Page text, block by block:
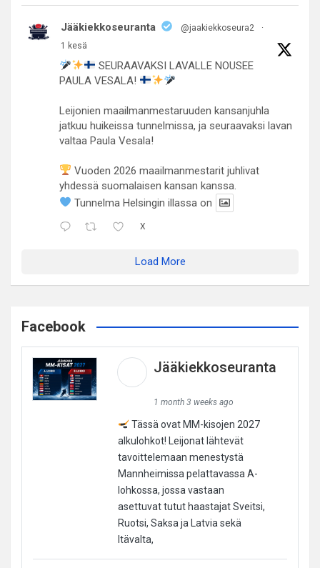
Jääkiekkoseuranta @jaakiekkoseura2
·
1 kesä
SEURAAVAKSI LAVALLE NOUSEE
PAULA VESALA!
Leijonien maailmanmestaruuden kansanjuhla
jatkuu huikeissa tunnelmissa, ja seuraavaksi lavan
valtaa Paula Vesala!
Vuoden 2026 maailmanmestarit juhlivat
yhdessä suomalaisen kansan kanssa.
Tunnelma Helsingin illassa on
X
Load More
Facebook
Jääkiekkoseuranta
1 month 3 weeks ago
Tässä ovat MM-kisojen 2027
alkulohkot! Leijonat lähtevät
tavoittelemaan menestystä
Mannheimissa pelattavassa A-
lohkossa, jossa vastaan
asettuvat tutut haastajat Sveitsi,
Ruotsi, Saksa ja Latvia sekä
Itävalta,